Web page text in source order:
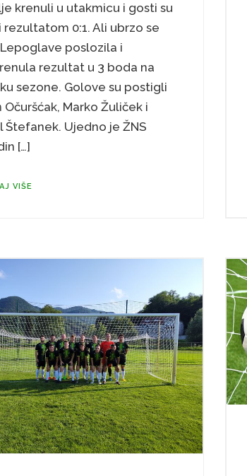
krenuli u utakmicu i gosti su
rezultatom 0:1. Ali ubrzo se
poslozila i
rezultat u 3 boda na
sezone. Golove su postigli
Očuršćak, Marko Žuliček i
Štefanek. Ujedno je ŽNS
[…]
VIŠE